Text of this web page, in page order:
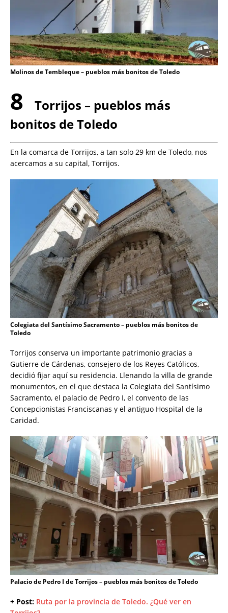
Molinos de Tembleque – pueblos más bonitos de Toledo
8
Torrijos – pueblos más
bonitos de Toledo
En la comarca de Torrijos, a tan solo 29 km de Toledo, nos
acercamos a su capital, Torrijos.
Colegiata del Santísimo Sacramento – pueblos más bonitos de
Toledo
Torrijos conserva un importante patrimonio gracias a
Gutierre de Cárdenas, consejero de los Reyes Católicos,
decidió fijar aquí su residencia. Llenando la villa de grande
monumentos, en el que destaca la Colegiata del Santísimo
Sacramento, el palacio de Pedro I, el convento de las
Concepcionistas Franciscanas y el antiguo Hospital de la
Caridad.
Palacio de Pedro I de Torrijos – pueblos más bonitos de Toledo
+ Post: Ruta por la provincia de Toledo. ¿Qué ver en